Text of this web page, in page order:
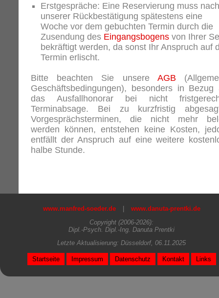
Erstgespräche: Eine Reservierung muss nach
unserer Rückbestätigung spätestens eine
Woche vor dem gebuchten Termin durch die
Zusendung des Eingangsbogens von Ihrer
bekräftigt werden, da sonst Ihr Anspruch auf
Termin erlischt.
Bitte beachten Sie unsere AGB
Geschäftsbedingungen), besonders in Bezug
das Ausfallhonorar bei nicht
Terminabsage. Bei zu kurzfristig
Vorgesprächsterminen, die nicht mehr
werden können, entstehen keine Kosten,
entfällt der Anspruch auf eine weitere
halbe Stunde.
www.manfred-soeder.de
www.danuta-prentki.de
Copyright (2006-2026):
Dipl.-Psych. Dipl.-Ing. Danuta Prentki
Letzte Aktualisierung: Düsseldorf, 06.11.2025
Startseite Impressum Datenschutz Kontakt Links